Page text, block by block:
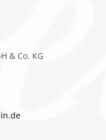
& Co. KG